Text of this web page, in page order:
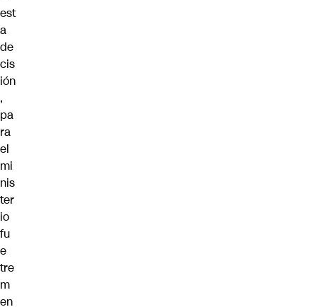
est
a
de
cis
ión
,
pa
ra
el
mi
nis
ter
io
fu
e
tre
m
en